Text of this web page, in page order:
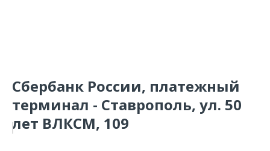
Сбербанк России, платежный
терминал - Ставрополь, ул. 50
лет ВЛКСМ, 109